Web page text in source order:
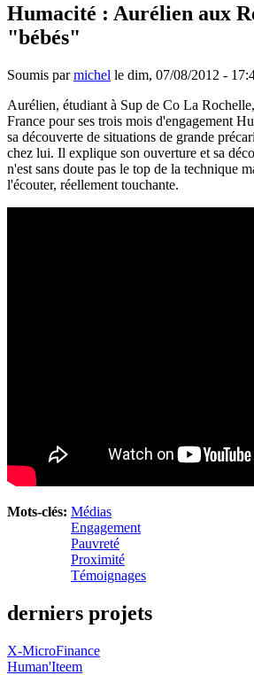
Humacité : Aurélien aux
"bébés"
Soumis parmichel le dim, 07/08/2012 -
Aurélien, étudiant à Sup de Co La
France pour ses trois mois d'engagement
sa découverte de situations de grande
chez lui. Il explique son ouverture et sa
n'est sans doute pas le top de la technique
l'écouter, réellement touchante.
Mots-clés: Médias
Engagement
Pauvreté
Proximité
Témoignages
derniers projets
X-MicroFinance
Human'Iteem